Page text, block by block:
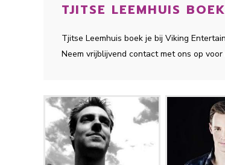
TJITSE LEEMHUIS
Tjitse Leemhuis boek je bij Viking
Neem vrijblijvend contact met ons op